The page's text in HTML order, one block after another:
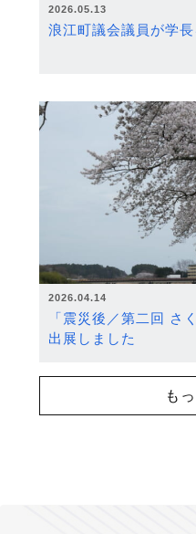
2026.05.13
浪江町議会議員が学
2026.04.14
「震災後／第二回 さ
出展しました
も